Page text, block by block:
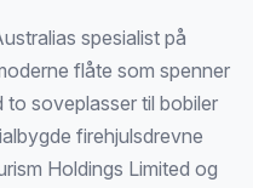
spesialist på
flåte som spenner
to soveplasser til bobiler
firehjulsdrevne
Holdings Limited og